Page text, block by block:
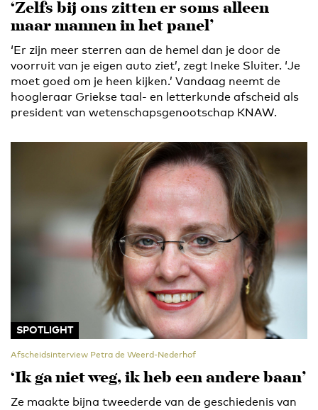
‘Zelfs bij ons zitten er soms alleen
maar mannen in het panel’
‘Er zijn meer sterren aan de hemel dan je door de
voorruit van je eigen auto ziet’, zegt Ineke Sluiter. ‘Je
moet goed om je heen kijken.’ Vandaag neemt de
hoogleraar Griekse taal- en letterkunde afscheid als
president van wetenschapsgenootschap KNAW.
SPOTLIGHT
Afscheidsinterview Petra de Weerd-Nederhof
‘Ik ga niet weg, ik heb een andere baan’
Ze maakte bijna tweederde van de geschiedenis van